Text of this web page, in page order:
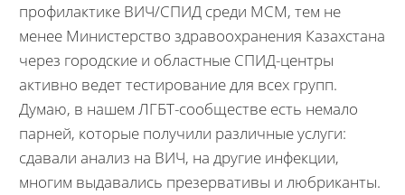
профилактике ВИЧ/СПИД среди МСМ, тем не
менее Министерство здравоохранения Казахстана
через городские и областные СПИД-центры
активно ведет тестирование для всех групп.
Думаю, в нашем ЛГБТ-сообществе есть немало
парней, которые получили различные услуги:
сдавали анализ на ВИЧ, на другие инфекции,
многим выдавались презервативы и любриканты.